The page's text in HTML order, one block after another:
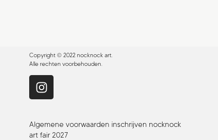
Copyright © 2022 nocknock art.
Alle rechten voorbehouden.
Algemene voorwaarden inschrijven nocknock
art fair 2027